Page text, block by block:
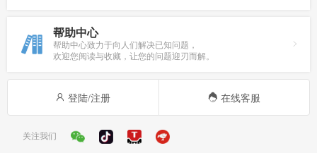
帮助中心
帮助中心致力于向人们解决已知问题，
欢迎您阅读与收藏，让您的问题迎刃而解。
登陆/注册 在线客服
关注我们